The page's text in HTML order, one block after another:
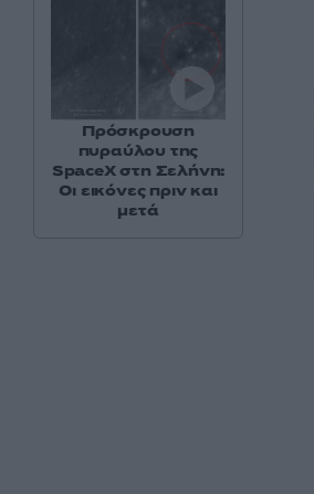
Πρόσκρουση
πυραύλου της
SpaceX στη Σελήνη:
Οι εικόνες πριν και
μετά